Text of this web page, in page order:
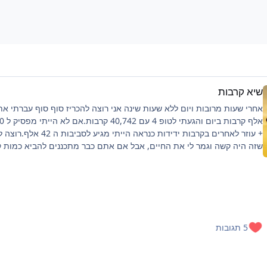
שיא קרבות
+ עוזר לאחרים בקרבות ידידות כנראה הייתי מגיע
שזה היה קשה וגמר לי את החיים, אבל אם אתם כבר מתכננים להביא כמות
שיותר.מפתחות זהב וכל דבר אחר שמבחינתי הוא סקאם בציפיה כמה שפחות
5 תגובות